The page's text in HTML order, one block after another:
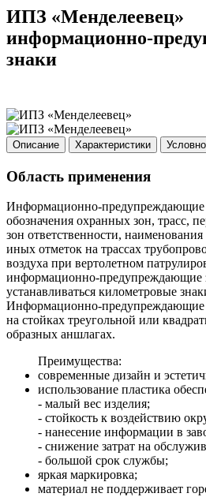
ИПЗ «Менделеевец»
информационно-
знаки
Описание Характеристики
Область применения
Информационно-предупреждающие
обозначения охранных зон, трасс,
зон ответственности,
иных отметок на трассах
воздуха при вертолетном
информационно-предупреждающие
устанавливаться километровые
Информационно-предупреждающие
на стойках треугольной или
образных аншлагах.
Преимущества:
современные дизайн и
использование пластика
- малый вес изделия;
- стойкость к воздействию
- нанесение информации в
- снижение затрат на
- большой срок службы;
яркая маркировка;
материал не поддерживает